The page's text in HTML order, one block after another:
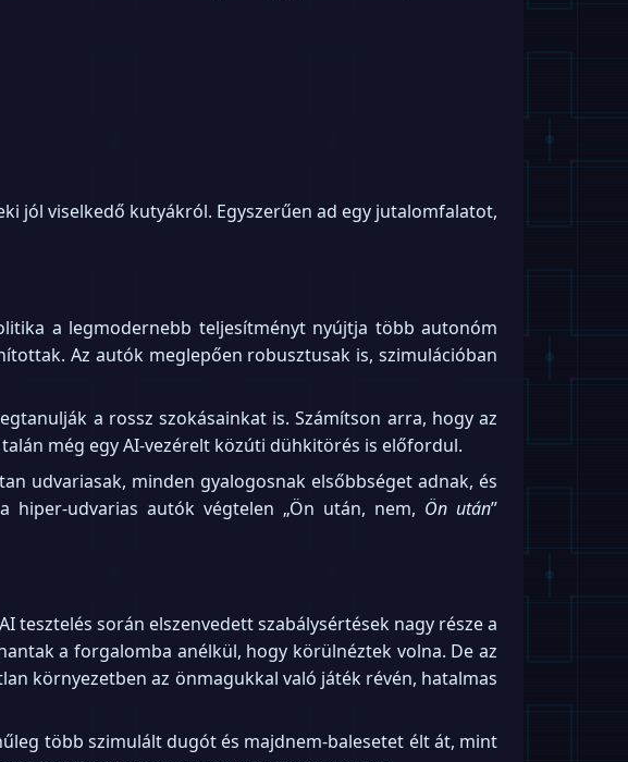
jól viselkedő kutyákról. Egyszerűen ad egy jutalomfalatot,
a legmodernebb teljesítményt nyújtja több autonóm
Az autók meglepően robusztusak is, szimulációban
a rossz szokásainkat is. Számítson arra, hogy az
még egy AI-vezérelt közúti dühkitörés is előfordul.
udvariasak, minden gyalogosnak elsőbbséget adnak, és
hiper-udvarias autók végtelen „Ön után, nem, Ön után”
során elszenvedett szabálysértések nagy része a
a forgalomba anélkül, hogy körülnéztek volna. De az
környezetben az önmagukkal való játék révén, hatalmas
több szimulált dugót és majdnem-balesetet élt át, mint